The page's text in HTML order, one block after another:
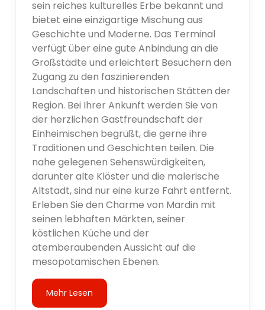
sein reiches kulturelles Erbe bekannt und
bietet eine einzigartige Mischung aus
Geschichte und Moderne. Das Terminal
verfügt über eine gute Anbindung an die
Großstädte und erleichtert Besuchern den
Zugang zu den faszinierenden
Landschaften und historischen Stätten der
Region. Bei Ihrer Ankunft werden Sie von
der herzlichen Gastfreundschaft der
Einheimischen begrüßt, die gerne ihre
Traditionen und Geschichten teilen. Die
nahe gelegenen Sehenswürdigkeiten,
darunter alte Klöster und die malerische
Altstadt, sind nur eine kurze Fahrt entfernt.
Erleben Sie den Charme von Mardin mit
seinen lebhaften Märkten, seiner
köstlichen Küche und der
atemberaubenden Aussicht auf die
mesopotamischen Ebenen.
Mehr Lesen